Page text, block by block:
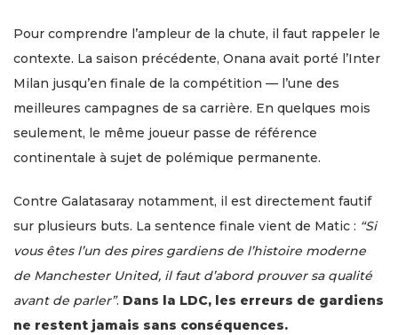
Pour comprendre l’ampleur de la chute, il faut rappeler le
contexte. La saison précédente, Onana avait porté l’Inter
Milan jusqu’en finale de la compétition — l’une des
meilleures campagnes de sa carrière. En quelques mois
seulement, le même joueur passe de référence
continentale à sujet de polémique permanente.
Contre Galatasaray notamment, il est directement fautif
sur plusieurs buts. La sentence finale vient de Matic : “Si
vous êtes l’un des pires gardiens de l’histoire moderne
de Manchester United, il faut d’abord prouver sa qualité
avant de parler”. Dans la LDC, les erreurs de gardiens
ne restent jamais sans conséquences.